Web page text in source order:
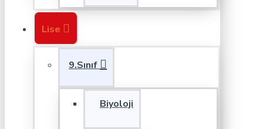
Lise
9.Sınıf
Biyoloji